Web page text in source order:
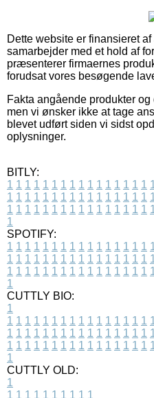
Dette website er finansieret
samarbejder med et hold af
præsenterer firmaernes
forudsat vores besøgende
Fakta angående produkter
men vi ønsker ikke at tage
blevet udført siden vi sidst
oplysninger.
BITLY:
1 1 1 1 1 1 1 1 1 1 1 1 1 1 1 1
1 1 1 1 1 1 1 1 1 1 1 1 1 1 1 1
1 1 1 1 1 1 1 1 1 1 1 1 1 1 1 1
1
SPOTIFY:
1 1 1 1 1 1 1 1 1 1 1 1 1 1 1 1
1 1 1 1 1 1 1 1 1 1 1 1 1 1 1 1
1 1 1 1 1 1 1 1 1 1 1 1 1 1 1 1
1
CUTTLY BIO:
1
1 1 1 1 1 1 1 1 1 1 1 1 1 1 1 1
1 1 1 1 1 1 1 1 1 1 1 1 1 1 1 1
1 1 1 1 1 1 1 1 1 1 1 1 1 1 1 1
1
CUTTLY OLD:
1
1 1 1 1 1 1 1 1 1 1